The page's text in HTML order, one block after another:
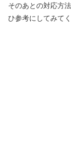
そのあとの対応方
ひ参考にしてみてく